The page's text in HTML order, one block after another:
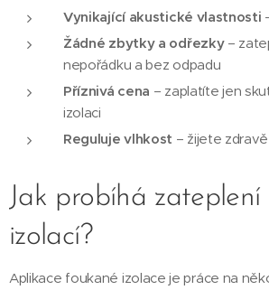
Vynikající akustické vlastnosti
Žádné zbytky a odřezky–
nepořádku a bez odpadu
Příznivá cena – zaplatíte jen
izolaci
Reguluje vlhkost – žijete
Jak probíhá zateplení
izolací?
Aplikace foukané izolace je práce na